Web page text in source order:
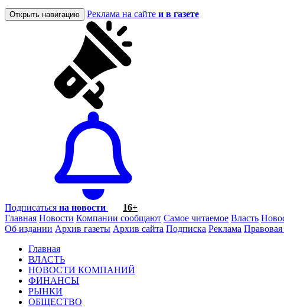
Открыть навигацию Реклама на сайте и в газете
Подписаться на новости
16+
Главная Новости Компании сообщают Самое читаемое Власть
Об издании Архив газеты Архив сайта Подписка Реклама
Главная
ВЛАСТЬ
НОВОСТИ КОМПАНИЙ
ФИНАНСЫ
РЫНКИ
ОБЩЕСТВО